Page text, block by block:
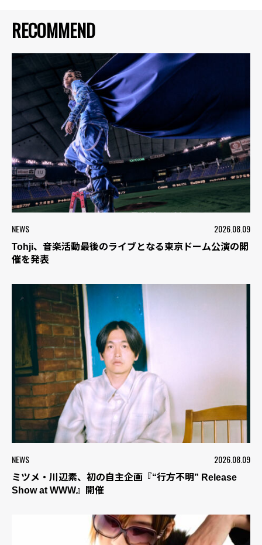
RECOMMEND
NEWS 2026.08.09
Tohji、音楽活動最後のライブとなる東京ドーム公演の開
催を発表
NEWS 2026.08.09
ミツメ・川辺素、初の自主企画『“行方不明” Release
Show at WWW』開催